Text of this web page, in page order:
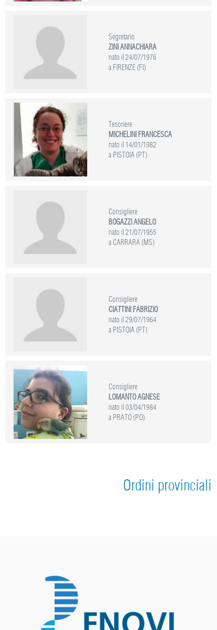
Segretario
ZINI ANNACHIARA
nato il 24/07/1976
a FIRENZE (FI)
Tesoriere
MICHELINI FRANCESCA
nato il 14/01/1982
a PISTOIA (PT)
Consigliere
BOGAZZI ANGELO
nato il 21/07/1955
a CARRARA (MS)
Consigliere
CIATTINI FABRIZIO
nato il 29/07/1964
a PISTOIA (PT)
Consigliere
LOMANTO AGNESE
nato il 03/04/1984
a PRATO (PO)
Ordini provinciali